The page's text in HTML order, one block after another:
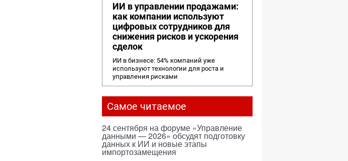
ИИ в управлении продажами:
как компании используют
цифровых сотрудников для
снижения рисков и ускорения
сделок
ИИ в бизнесе: 54% компаний уже
используют технологии для роста и
управления рисками
Самое читаемое
24 сентября на форуме «Управление
данными — 2026» обсудят подготовку
данных к ИИ и новые этапы
импортозамещения